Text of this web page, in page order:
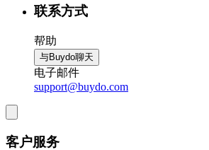
联系方式
帮助
与Buydo聊天
电子邮件
support@buydo.com
客户服务